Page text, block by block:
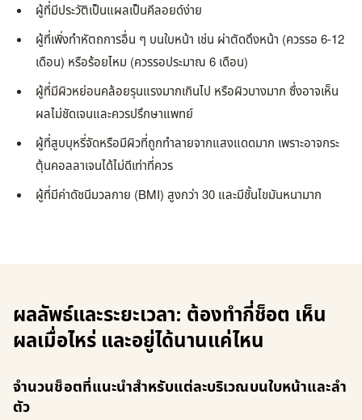
ผู้ที่มีประวัติเป็นแผลเป็นคีลอยด์ง่าย
ผู้ที่เพิ่งทำหัตถการอื่น ๆ บนใบหน้า เช่น ผ่าตัดดึงหน้า (ควรรอ 6-12
เดือน) หรือร้อยไหม (ควรรอประมาณ 6 เดือน)
ผู้ที่มีผิวหย่อนคล้อยรุนแรงมากเกินไป หรือผิวบางมาก ซึ่งอาจเห็น
ผลไม่ชัดเจนและควรปรึกษาแพทย์
ผู้ที่สูบบุหรี่จัดหรือมีผิวที่ถูกทำลายจากแสงแดดมาก เพราะอาจกระ
ตุ้นคอลลาเจนได้ไม่ดีเท่าที่ควร
ผู้ที่มีค่าดัชนีมวลกาย (BMI) สูงกว่า 30 และมีชั้นไขมันหนามาก
ผลลัพธ์และระยะเวลา: ต้องทำกี่ช็อต เห็น
ผลเมื่อไหร่ และอยู่ได้นานแค่ไหน
จำนวนช็อตที่แนะนำสำหรับแต่ละบริเวณบนใบหน้าและลำ
ตัว